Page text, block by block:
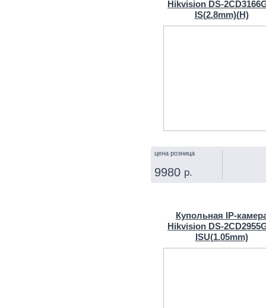
Hikvision DS-
IS(2.8mm)(H)
цена розница
9980 р.
Купольная
Hikvision DS-
ISU(1.05mm)